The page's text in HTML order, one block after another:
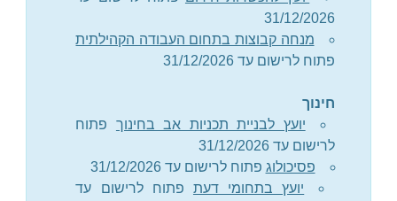
31/12/2026
מנחה קבוצות בתחום העבודה הקהילתית
פתוח לרישום עד 31/12/2026
חינוך
יועץ לבניית תכניות אב בחינוך פתוח
לרישום עד 31/12/2026
פסיכולוג פתוח לרישום עד 31/12/2026
יועץ בתחומי דעת פתוח לרישום עד